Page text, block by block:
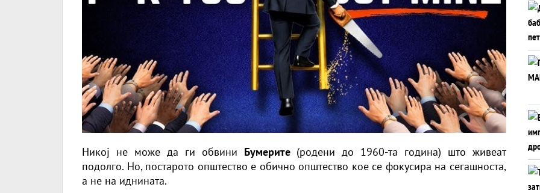
Никој не може да ги обвини Бумерите(родени до 1960-та година) што живеат
подолго. Но, постарото општество е обично општество кое се фокусира на сегашноста,
а не на иднината.